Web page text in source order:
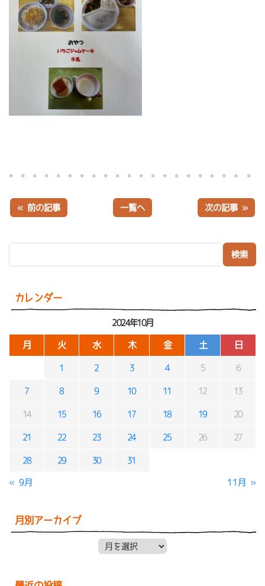
カレンダー
2024年10月
月 火 水 木 金 土 日
1 2 3 4 5 6
7 8 9 10 11 12 13
14 15 16 17 18 19 20
21 22 23 24 25 26 27
28 29 30 31
« 9月 11月 »
月別アーカイブ
« 前の記事 一覧へ 次の記事 »